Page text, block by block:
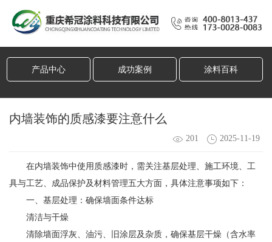
产品中心 成功案例 涂料百科
内墙装饰的质感漆要注意什么
201 2025-11-19
在内墙装饰中使用质感漆时，需关注基层处理、施工环境、工
具与工艺、成品保护及材料管理五大方面，具体注意事项如下：
一、基层处理：确保墙面条件达标
清洁与干燥
清除墙面浮灰、油污、旧涂层及杂质，确保基层干燥（含水率